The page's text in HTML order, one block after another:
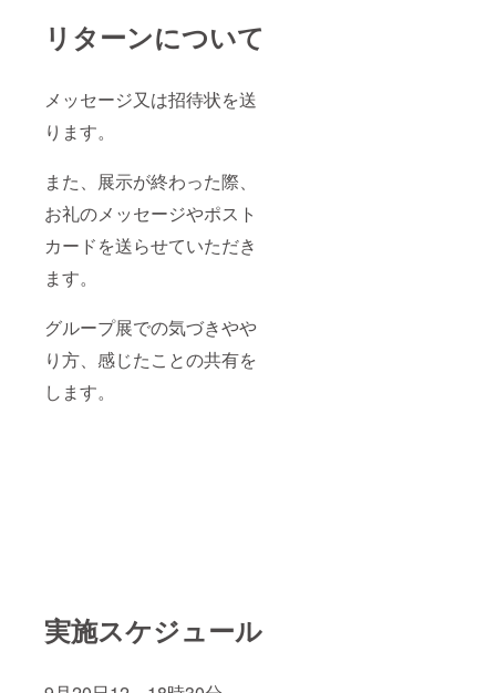
リターンについて
メッセージ又は招待状を送
ります。
また、展示が終わった際、
お礼のメッセージやポスト
カードを送らせていただき
ます。
グループ展での気づきやや
り方、感じたことの共有を
します。
実施スケジュール